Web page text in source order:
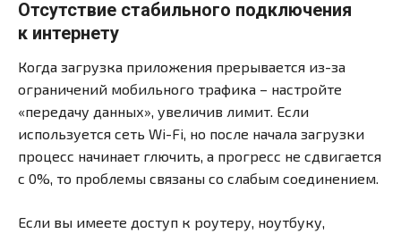
Отсутствие стабильного подключения
к интернету
Когда загрузка приложения прерывается из-за
ограничений мобильного трафика – настройте
«передачу данных», увеличив лимит. Если
используется сеть Wi-Fi, но после начала загрузки
процесс начинает глючить, а прогресс не сдвигается
с 0%, то проблемы связаны со слабым соединением.
Если вы имеете доступ к роутеру, ноутбуку,